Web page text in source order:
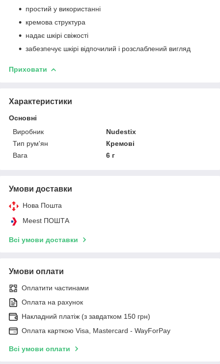
простий у використанні
кремова структура
надає шкірі свіжості
забезпечує шкірі відпочилий і розслаблений вигляд
Приховати
Характеристики
Основні
Виробник
Nudestix
Тип рум'ян
Кремові
Вага
6 г
Умови доставки
Нова Пошта
Meest ПОШТА
Всі умови доставки
Умови оплати
Оплатити частинами
Оплата на рахунок
Накладний платіж (з завдатком 150 грн)
Оплата карткою Visa, Mastercard - WayForPay
Всі умови оплати